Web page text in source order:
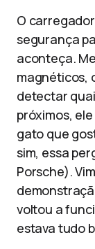
O
segurança
aconteça.
magnéticos,
detectar
próximos,
gato que
sim, essa
Porsche).
voltou a
estava tudo